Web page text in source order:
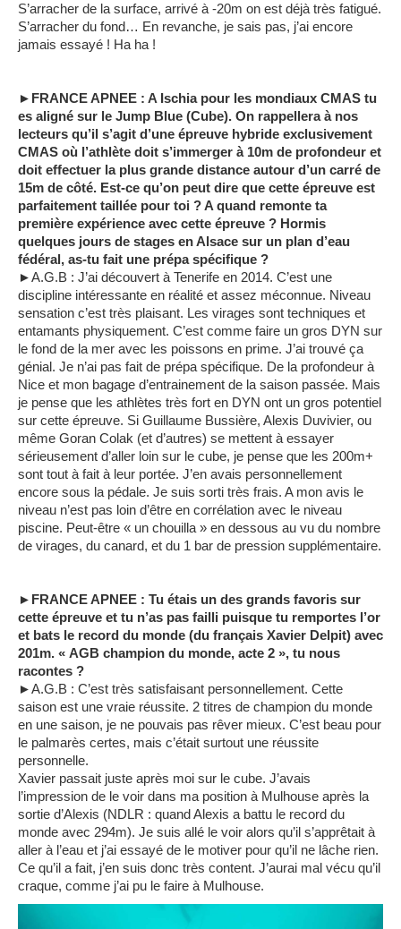
S’arracher de la surface, arrivé à -20m on est déjà très fatigué.
S’arracher du fond… En revanche, je sais pas, j’ai encore
jamais essayé ! Ha ha !
►FRANCE APNEE : A Ischia pour les mondiaux CMAS tu
es aligné sur le Jump Blue (Cube). On rappellera à nos
lecteurs qu’il s’agit d’une épreuve hybride exclusivement
CMAS où l’athlète doit s’immerger à 10m de profondeur et
doit effectuer la plus grande distance autour d’un carré de
15m de côté. Est-ce qu’on peut dire que cette épreuve est
parfaitement taillée pour toi ? A quand remonte ta
première expérience avec cette épreuve ? Hormis
quelques jours de stages en Alsace sur un plan d’eau
fédéral, as-tu fait une prépa spécifique ?
►A.G.B : J’ai découvert à Tenerife en 2014. C’est une
discipline intéressante en réalité et assez méconnue. Niveau
sensation c’est très plaisant. Les virages sont techniques et
entamants physiquement. C’est comme faire un gros DYN sur
le fond de la mer avec les poissons en prime. J’ai trouvé ça
génial. Je n’ai pas fait de prépa spécifique. De la profondeur à
Nice et mon bagage d’entrainement de la saison passée. Mais
je pense que les athlètes très fort en DYN ont un gros potentiel
sur cette épreuve. Si Guillaume Bussière, Alexis Duvivier, ou
même Goran Colak (et d’autres) se mettent à essayer
sérieusement d’aller loin sur le cube, je pense que les 200m+
sont tout à fait à leur portée. J’en avais personnellement
encore sous la pédale. Je suis sorti très frais. A mon avis le
niveau n’est pas loin d’être en corrélation avec le niveau
piscine. Peut-être « un chouilla » en dessous au vu du nombre
de virages, du canard, et du 1 bar de pression supplémentaire.
►FRANCE APNEE : Tu étais un des grands favoris sur
cette épreuve et tu n’as pas failli puisque tu remportes l’or
et bats le record du monde (du français Xavier Delpit) avec
201m. « AGB champion du monde, acte 2 », tu nous
racontes ?
►A.G.B : C’est très satisfaisant personnellement. Cette
saison est une vraie réussite. 2 titres de champion du monde
en une saison, je ne pouvais pas rêver mieux. C’est beau pour
le palmarès certes, mais c’était surtout une réussite
personnelle.
Xavier passait juste après moi sur le cube. J’avais
l’impression de le voir dans ma position à Mulhouse après la
sortie d’Alexis (NDLR : quand Alexis a battu le record du
monde avec 294m). Je suis allé le voir alors qu’il s’apprêtait à
aller à l’eau et j’ai essayé de le motiver pour qu’il ne lâche rien.
Ce qu’il a fait, j’en suis donc très content. J’aurai mal vécu qu’il
craque, comme j’ai pu le faire à Mulhouse.